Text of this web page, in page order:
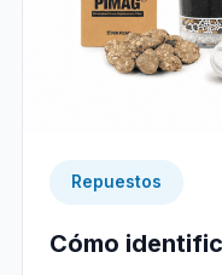
Repuestos
Cómo